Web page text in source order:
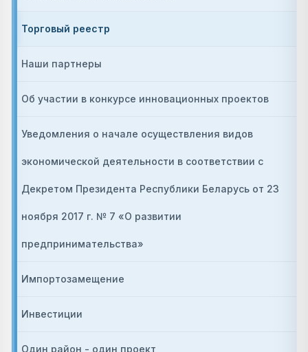
Торговый реестр
Наши партнеры
Об участии в конкурсе инновационных проектов
Уведомления о начале осуществления видов
экономической деятельности в соответствии с
Декретом Президента Республики Беларусь от 23
ноября 2017 г. № 7 «О развитии
предпринимательства»
Импортозамещение
Инвестиции
Один район - один проект